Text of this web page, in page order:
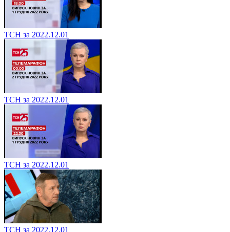
ТСН за 2022.12.01
ТСН за 2022.12.01
ТСН за 2022.12.01
ТСН за 2022.12.01